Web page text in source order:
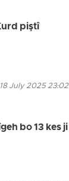
piştî
18 July 2025 23:02
bo 13 kes ji